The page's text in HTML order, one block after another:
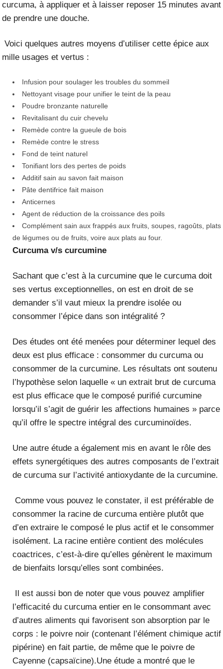
curcuma, à appliquer et à laisser reposer 15 minutes avant
de prendre une douche.
Voici quelques autres moyens d’utiliser cette épice aux
mille usages et vertus :
Infusion pour soulager les troubles du sommeil
Nettoyant visage pour unifier le teint de la peau
Poudre bronzante naturelle
Revitalisant du cuir chevelu
Remède contre la gueule de bois
Remède contre le stress
Fond de teint naturel
Tonifiant lors des pertes de poids
Additif sain au savon fait maison
Pâte dentifrice fait maison
Anticernes
Agent de réduction de la croissance des poils
Complément sain aux frappés aux fruits, soupes, ragoûts, plats
de légumes ou de fruits, voire aux plats au four.
Curcuma v/s curcumine
Sachant que c’est à la curcumine que le curcuma doit
ses vertus exceptionnelles, on est en droit de se
demander s’il vaut mieux la prendre isolée ou
consommer l’épice dans son intégralité ?
Des études ont été menées pour déterminer lequel des
deux est plus efficace : consommer du curcuma ou
consommer de la curcumine. Les résultats ont soutenu
l’hypothèse selon laquelle « un extrait brut de curcuma
est plus efficace que le composé purifié curcumine
lorsqu’il s’agit de guérir les affections humaines » parce
qu’il offre le spectre intégral des curcuminoïdes.
Une autre étude a également mis en avant le rôle des
effets synergétiques des autres composants de l’extrait
de curcuma sur l’activité antioxydante de la curcumine.
Comme vous pouvez le constater, il est préférable de
consommer la racine de curcuma entière plutôt que
d’en extraire le composé le plus actif et le consommer
isolément. La racine entière contient des molécules
coactrices, c’est-à-dire qu’elles génèrent le maximum
de bienfaits lorsqu’elles sont combinées.
Il est aussi bon de noter que vous pouvez amplifier
l’efficacité du curcuma entier en le consommant avec
d’autres aliments qui favorisent son absorption par le
corps : le poivre noir (contenant l’élément chimique actif
pipérine) en fait partie, de même que le poivre de
Cayenne (capsaïcine).Une étude a montré que le